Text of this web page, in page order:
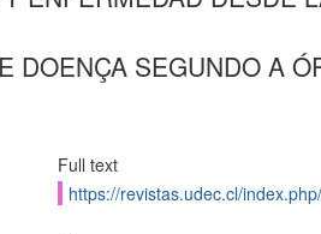
DOENÇA SEGUNDO A
Full text
https://revistas.udec.cl/